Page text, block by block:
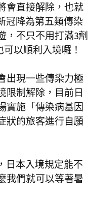
會直接解除，也就
冠降為第五類傳染
，不只不用打滿3劑
以順利入境囉！
出現一些傳染力極
限制解除，目前日
實施「傳染病基因
狀的旅客進行自願
日本入境規定能不
我們就可以等著暑